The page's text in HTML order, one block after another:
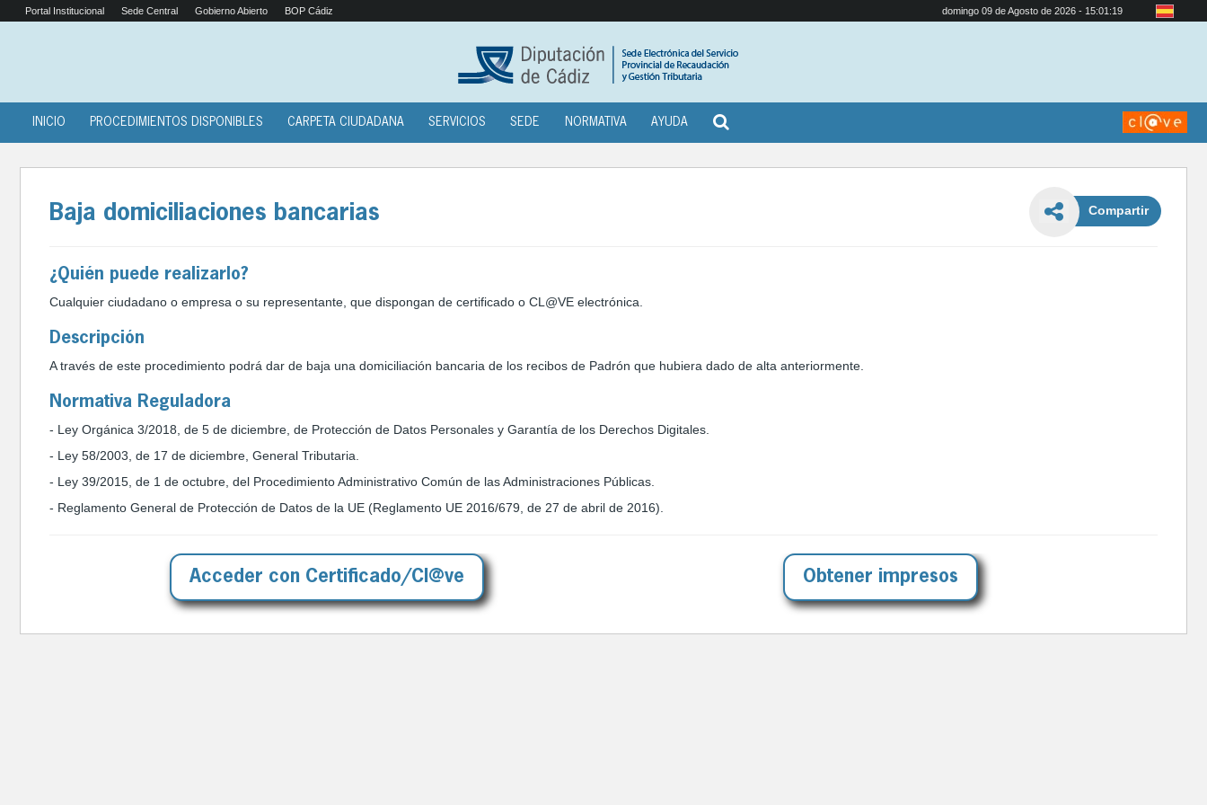
Portal Institucional Sede Central Gobierno Abierto BOP Cádiz domingo 09 de Agosto de 2026 - 15:01:20
INICIO PROCEDIMIENTOS DISPONIBLES CARPETA CIUDADANA SERVICIOS SEDE NORMATIVA AYUDA
Baja domiciliaciones bancarias
¿Quién puede realizarlo?
Cualquier ciudadano o empresa o su representante, que dispongan de certificado o CL@VE electrónica.
Descripción
A través de este procedimiento podrá dar de baja una domiciliación bancaria de los recibos de Padrón que hubiera dado de alta anteriormente.
Normativa Reguladora
- Ley Orgánica 3/2018, de 5 de diciembre, de Protección de Datos Personales y Garantía de los Derechos Digitales.
- Ley 58/2003, de 17 de diciembre, General Tributaria.
- Ley 39/2015, de 1 de octubre, del Procedimiento Administrativo Común de las Administraciones Públicas.
- Reglamento General de Protección de Datos de la UE (Reglamento UE 2016/679, de 27 de abril de 2016).
Acceder con Certificado/Cl@ve Obtener impresos
Compartir